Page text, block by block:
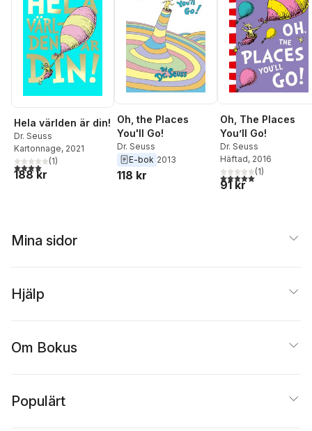
Hela världen är din!
Dr. Seuss
Kartonnage, 2021
4,0utav 5 stjärnor. Totalt antal röster:
(1)
188 kr
Oh, the Places
You'll Go!
Dr. Seuss
E-bok 2013
118 kr
Oh, The Places
You’ll Go!
Dr. Seuss
Häftad, 2016
5,0utav 5 stjärnor.
(1)
91 kr
Mina sidor
Hjälp
Om Bokus
Populärt